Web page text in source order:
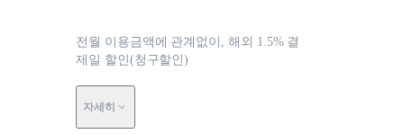
전월 이용금액에 관계없이, 해외 1.5% 결
제일 할인(청구할인)
자세히